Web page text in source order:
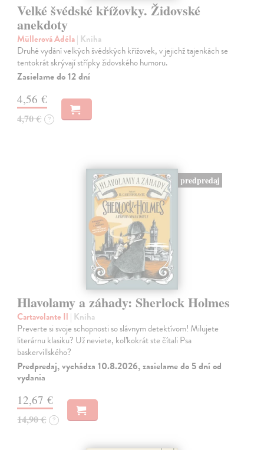
Velké švédské křížovky. Židovské
anekdoty
Müllerová Adéla| Kniha
Druhé vydání velkých švédských křížovek, v jejichž tajenkách se
tentokrát skrývají střípky židovského humoru.
Zasielame do 12 dní
4,56 €
4,70 € ?
predpredaj
Hlavolamy a záhady: Sherlock Holmes
Cartavolante Il | Kniha
Preverte si svoje schopnosti so slávnym detektívom! Milujete
literárnu klasiku? Už neviete, koľkokrát ste čítali Psa
baskervillského?
Predpredaj, vychádza 10.8.2026, zasielame do 5 dní od
vydania
12,67 €
14,90 € ?